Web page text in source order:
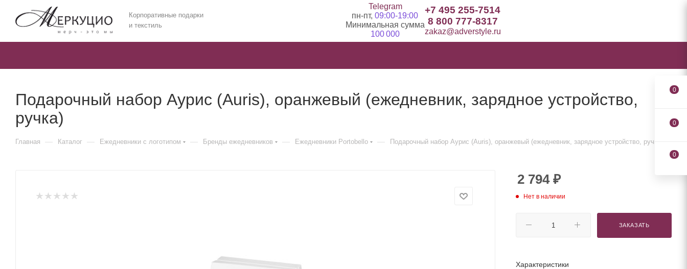
Корпоративные подарки
и текстиль
Telegram
пн-пт, 09:00-19:00
Минимальная сумма
100 000
+7 495 255-7514
8 800 777-8317
zakaz@adverstyle.ru
Подарочный набор Аурис (Auris), оранжевый (ежедневник, зарядное устройство,
ручка)
Главная — Каталог — Ежедневники c логотипом — Бренды ежедневников — Ежедневники Portobello — Подарочный набор Аурис (Auris), оранжевый (ежедневник, зарядное устройство, ручка)
2 794₽
Нет в наличии
ЗАКАЗАТЬ
Характеристики
0
0
0